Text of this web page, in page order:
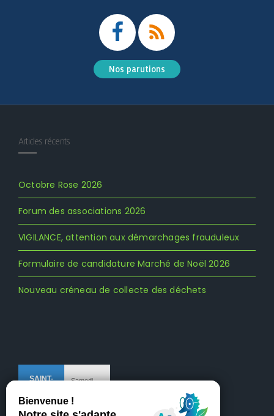
Nos parutions
Articles récents
Octobre Rose 2026
Forum des associations 2026
VIGILANCE, attention aux démarchages frauduleux
Formulaire de candidature Marché de Noël 2026
Nouveau créneau de collecte des déchets